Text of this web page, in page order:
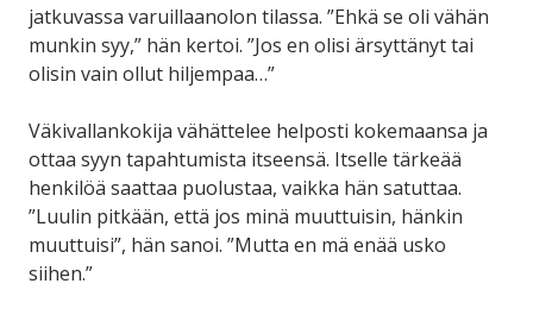
jatkuvassa varuillaanolon tilassa. ”Ehkä se oli vähän
munkin syy,” hän kertoi. ”Jos en olisi ärsyttänyt tai
olisin vain ollut hiljempaa…”
Väkivallankokija vähättelee helposti kokemaansa ja
ottaa syyn tapahtumista itseensä. Itselle tärkeää
henkilöä saattaa puolustaa, vaikka hän satuttaa.
”Luulin pitkään, että jos minä muuttuisin, hänkin
muuttuisi”, hän sanoi. ”Mutta en mä enää usko
siihen.”